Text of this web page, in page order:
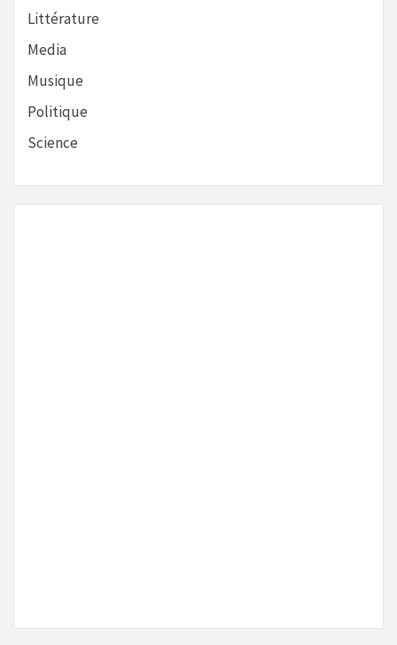
Littérature
Media
Musique
Politique
Science